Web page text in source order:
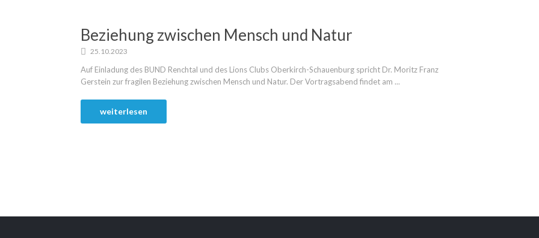
Beziehung zwischen Mensch und Natur
25.10.2023
Auf Einladung des BUND Renchtal und des Lions Clubs Oberkirch-Schauenburg spricht Dr. Moritz Franz
Gerstein zur fragilen Beziehung zwischen Mensch und Natur. Der Vortragsabend findet am ...
weiterlesen